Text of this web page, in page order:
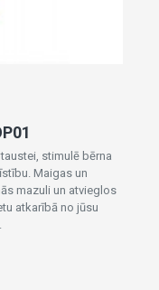
stimulē bērna
Maigas un
mazuli un atvieglos
atkarībā no jūsu